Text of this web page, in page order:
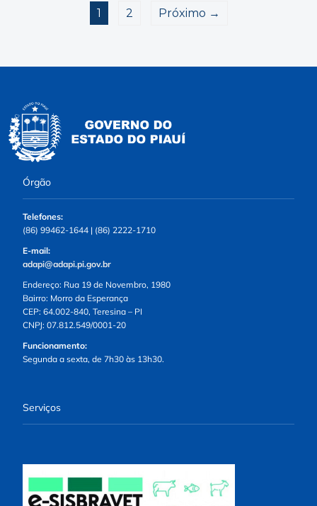
1 2 Próximo →
Órgão
Telefones:
(86) 99462-1644 | (86) 2222-1710
E-mail:
adapi@adapi.pi.gov.br
Endereço: Rua 19 de Novembro, 1980
Bairro: Morro da Esperança
CEP: 64.002-840, Teresina – PI
CNPJ: 07.812.549/0001-20
Funcionamento:
Segunda a sexta, de 7h30 às 13h30.
Serviços